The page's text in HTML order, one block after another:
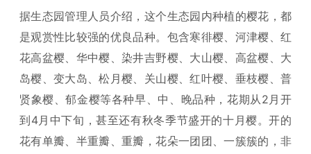
据生态园管理人员介绍，这个生态园内种植的樱花，都
是观赏性比较强的优良品种。包含寒徘樱、河津樱、红
花高盆樱、华中樱、染井吉野樱、大山樱、高盆樱、大
岛樱、变大岛、松月樱、关山樱、红叶樱、垂枝樱、普
贤象樱、郁金樱等各种早、中、晚品种，花期从2月开
到4月中下旬，甚至还有秋冬季节盛开的十月樱。开的
花有单瓣、半重瓣、重瓣，花朵一团团、一簇簇的，非